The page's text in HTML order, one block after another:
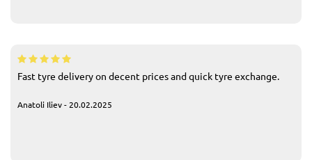
Fast tyre delivery on decent prices and quick tyre exchange.
Anatoli Iliev - 20.02.2025